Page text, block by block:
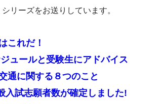
リーズをお送りしています。
これだ！
ュールと受験生にアドバイス
通に関する８つのこと
入試志願者数が確定しました!